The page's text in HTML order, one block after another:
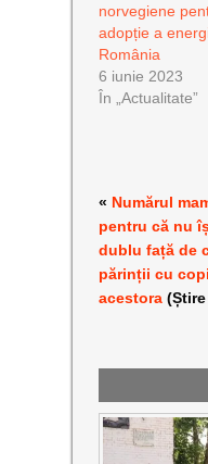
norvegiene
adopție a
România
6 iunie 2023
În „Actualitate”
« Numărul
pentru că nu
dublu față de
părinții cu
acestora